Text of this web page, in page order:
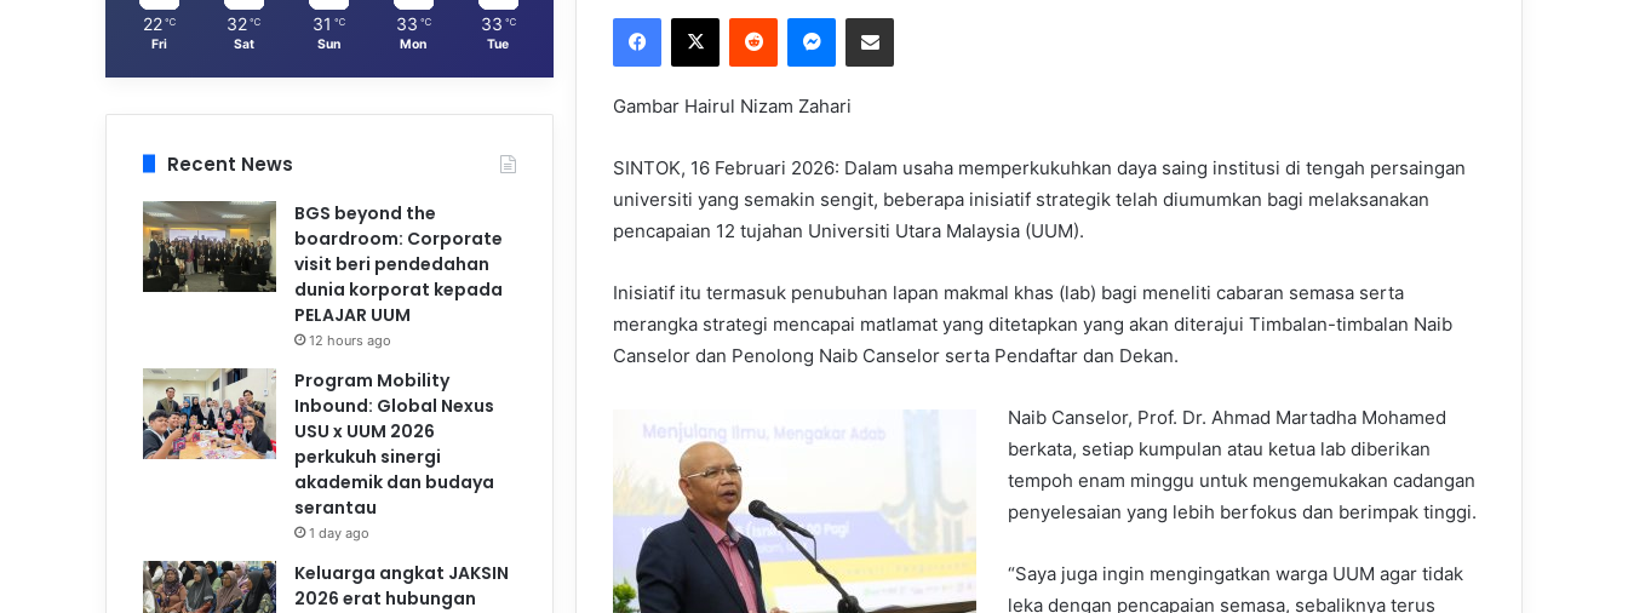
Gambar Hairul Nizam Zahari
SINTOK, 16 Februari 2026: Dalam usaha memperkukuhkan daya saing institusi di tengah persaingan
universiti yang semakin sengit, beberapa inisiatif strategik telah diumumkan bagi melaksanakan
pencapaian 12 tujahan Universiti Utara Malaysia (UUM).
Inisiatif itu termasuk penubuhan lapan makmal khas (lab) bagi meneliti cabaran semasa serta
merangka strategi mencapai matlamat yang ditetapkan yang akan diterajui Timbalan-timbalan Naib
Canselor dan Penolong Naib Canselor serta Pendaftar dan Dekan.
Naib Canselor, Prof. Dr. Ahmad Martadha Mohamed
berkata, setiap kumpulan atau ketua lab diberikan
tempoh enam minggu untuk mengemukakan cadangan
penyelesaian yang lebih berfokus dan berimpak tinggi.
“Saya juga ingin mengingatkan warga UUM agar tidak
leka dengan pencapaian semasa, sebaliknya terus
22 ℃
Fri
32 ℃
Sat
31 ℃
Sun
33 ℃
Mon
33 ℃
Tue
Recent News
BGS beyond the
boardroom: Corporate
visit beri pendedahan
dunia korporat kepada
PELAJAR UUM
12 hours ago
Program Mobility
Inbound: Global Nexus
USU x UUM 2026
perkukuh sinergi
akademik dan budaya
serantau
1 day ago
Keluarga angkat JAKSIN
2026 erat hubungan